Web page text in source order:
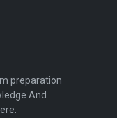
preparation
And